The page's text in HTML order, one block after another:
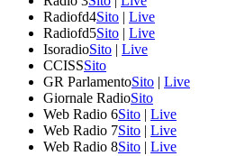
Radiofd4Sito | Live
Radiofd5Sito | Live
IsoradioSito | Live
CCISSSito
GR ParlamentoSito | Live
Giornale RadioSito
Web Radio 6Sito | Live
Web Radio 7Sito | Live
Web Radio 8Sito | Live